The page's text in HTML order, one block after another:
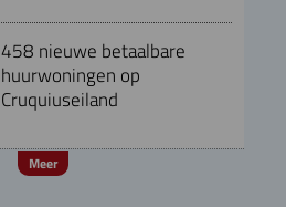
458 nieuwe betaalbare
huurwoningen op
Cruquiuseiland
Meer